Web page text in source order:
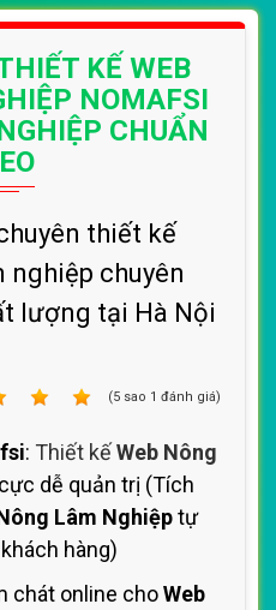
KẾ WEB
NOMAFSI
CHUẨN
thiết kế
chuyên
lượng tại Hà Nội
(5 sao 1 đánh giá)
: Thiết kếWeb Nông
dễ quản trị (Tích
Lâm Nghiệptự
hàng)
chát online choWeb